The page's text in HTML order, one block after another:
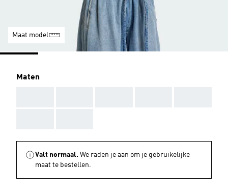
Maat model
Maten
Valt normaal. We raden je aan om je gebruikelijke
maat te bestellen.